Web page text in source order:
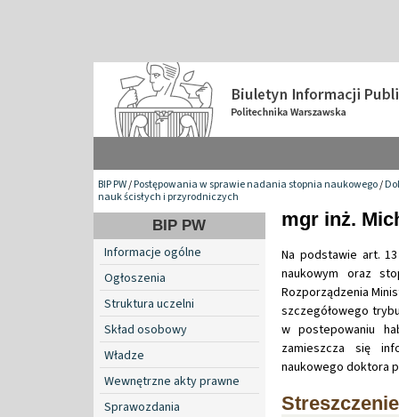
BIP PW/Postępowania w sprawie nadania stopnia naukowego/
nauk ścisłych i przyrodniczych
BIP PW
Informacje ogólne
Ogłoszenia
Struktura uczelni
Skład osobowy
Władze
Wewnętrzne akty prawne
Sprawozdania
mgr inż.
Na podstawie art.
naukowym oraz
Rozporządzenia
szczegółowego
w postepowaniu
zamieszcza się
naukowego doktora
Streszczenie